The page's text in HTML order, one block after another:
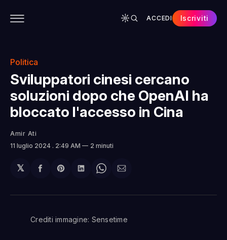
ACCEDI Iscriviti
Politica
Sviluppatori cinesi cercano
soluzioni dopo che OpenAI ha
bloccato l'accesso in Cina
Amir Ati
11 luglio 2024 . 2:49 AM 2 minuti
𝕏
Condividi
Facebook
Share
Pinterest
Condividi
LinkedIn
Share
WhatsApp
Condividi
email
Crediti immagine: Sensetime